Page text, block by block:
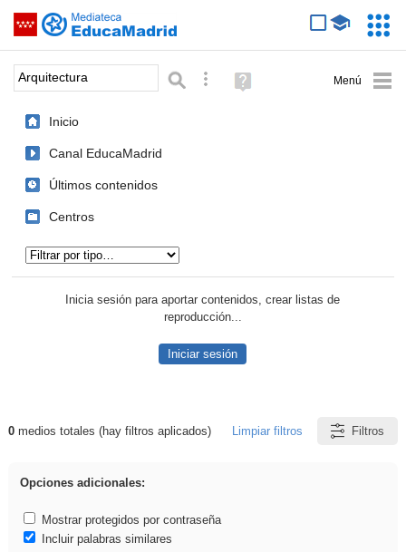
Saltar navegación
Palabra o frase: Búsqueda avanzada
Ayuda
(en
Inicio
Canal EducaMadrid
Últimos contenidos
Centros
Inicia sesión para aportar contenidos, crear listas de
reproducción...
Iniciar sesión
Resultados de: Arquitectura
0medios totales (hay filtros aplicados) Limpiar filtros Filtros
Opciones adicionales:
Mostrar protegidos por contraseña
Incluir palabras similares